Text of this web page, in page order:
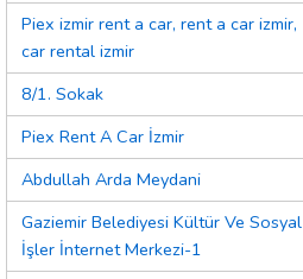
Piex izmir rent a car, rent a car izmir,
car rental izmir
8/1. Sokak
Piex Rent A Car İzmir
Abdullah Arda Meydani
Gaziemir Belediyesi Kültür Ve Sosyal
İşler İnternet Merkezi-1